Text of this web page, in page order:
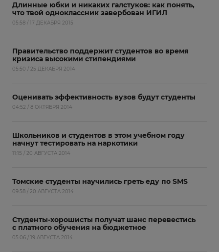
Длинные юбки и никаких галстуков: как понять,
что твой одноклассник завербован ИГИЛ
05:58 / 17 ДЕКАБРЯ 2015
Правительство поддержит студентов во время
кризиса высокими стипендиями
05:50 / 25 ДЕКАБРЯ 2014
Оценивать эффективность вузов будут студенты
04:52 / 8 ОКТЯБРЯ 2014
Школьников и студентов в этом учебном году
начнут тестировать на наркотики
11:15 / 20 АВГУСТА 2014
Томские студенты научились греть еду по SMS
09:58 / 20 АВГУСТА 2014
Студенты-хорошисты получат шанс перевестись
с платного обучения на бюджетное
05:06 / 19 АВГУСТА 2014